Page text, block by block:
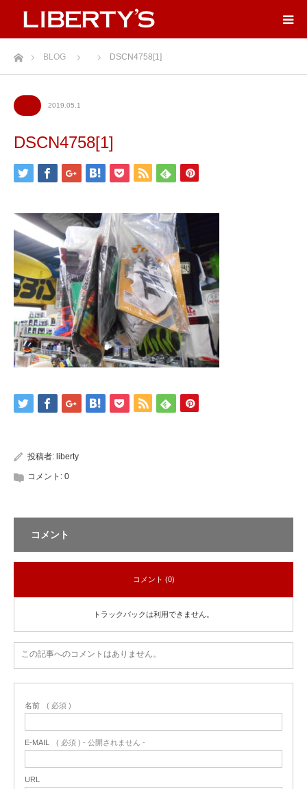
ホームBLOG DSCN4758[1]
2019.05.1
DSCN4758[1]
投稿者: liberty
コメント: 0
コメント
コメント (0)
トラックバックは利用できません。
この記事へのコメントはありません。
名前 ( 必須 )
E-MAIL ( 必須 ) - 公開されません -
URL